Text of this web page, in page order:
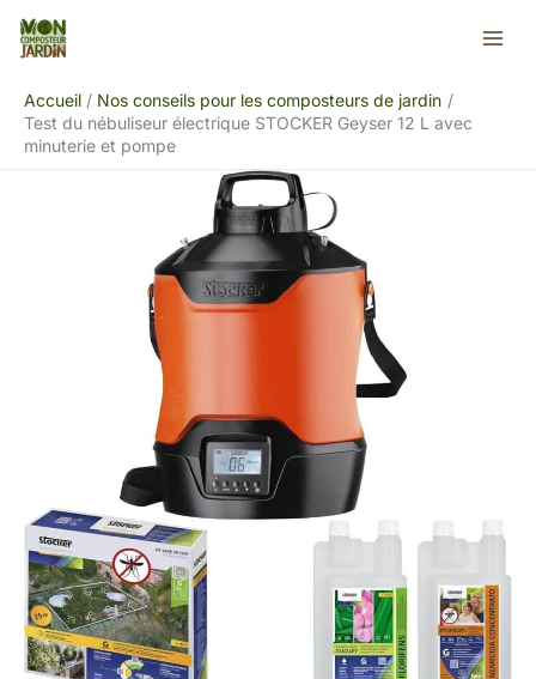
Aller
Accueil
Nos conseils pour les composteurs de jardin
Test du nébuliseur électrique STOCKER Geyser 12 L avec
minuterie et pompe
Rechercher